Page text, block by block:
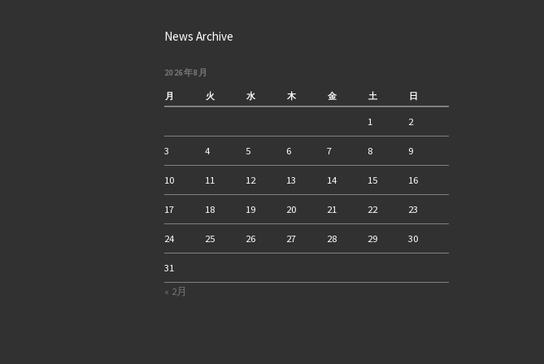
News Archive
2026年8月
月 火 水 木 金 土 日
1 2
3 4 5 6 7 8 9
10 11 12 13 14 15 16
17 18 19 20 21 22 23
24 25 26 27 28 29 30
31
« 2月